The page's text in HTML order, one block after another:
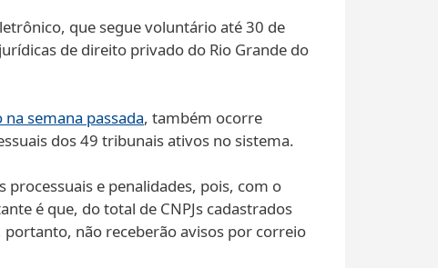
que segue voluntário até 30 de
de direito privado do Rio Grande do
na semana passada, também ocorre
dos 49 tribunais ativos no sistema.
processuais e penalidades, pois, com o
é que, do total de CNPJs cadastrados
não receberão avisos por correio